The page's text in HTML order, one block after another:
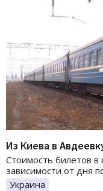
Из Киева в
Стоимость билетов в
зависимости от дня
Украина